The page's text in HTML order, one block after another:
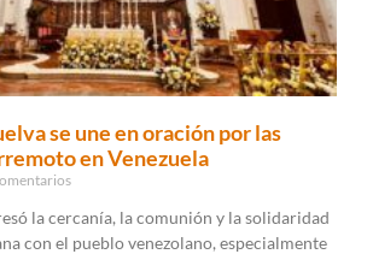
se une en oración por las
en Venezuela
la cercanía, la comunión y la solidaridad
con el pueblo venezolano, especialmente